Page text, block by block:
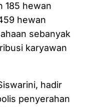
185 hewan
hewan
sebanyak
karyawan
hadir
penyerahan